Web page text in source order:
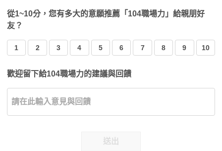
從1~10分，您有多大的意願推薦「104職場力」給親朋好
友？
1 2 3 4 5 6 7 8 9 10
歡迎留下給104職場力的建議與回饋
送出